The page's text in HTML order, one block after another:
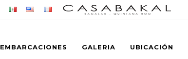
EMBARCACIONES GALERIA UBICACIÓN